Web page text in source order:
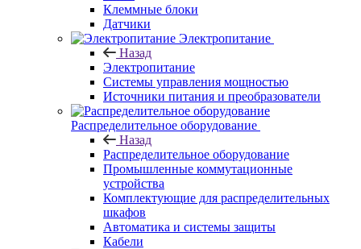
Клеммные блоки
Датчики
Электропитание
Назад
Электропитание
Системы управления мощностью
Источники питания и преобразователи
Распределительное оборудование
Назад
Распределительное оборудование
Промышленные коммутационные
устройства
Комплектующие для распределительных
шкафов
Автоматика и системы защиты
Кабели